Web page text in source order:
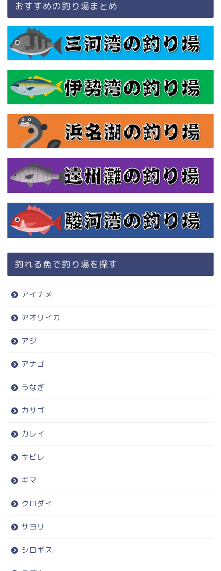
おすすめの釣り場まとめ
釣れる魚で釣り場を探す
アイナメ
アオリイカ
アジ
アナゴ
うなぎ
カサゴ
カレイ
キビレ
ギマ
クロダイ
サヨリ
シロギス